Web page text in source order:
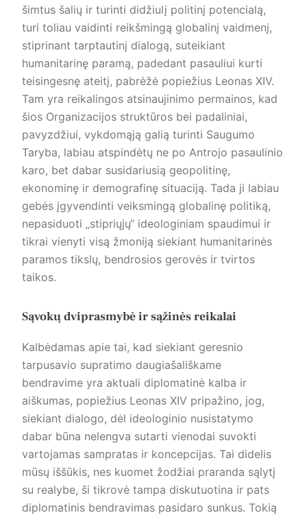
šimtus šalių ir turinti didžiulį politinį potencialą,
turi toliau vaidinti reikšmingą globalinį vaidmenį,
stiprinant tarptautinį dialogą, suteikiant
humanitarinę paramą, padedant pasauliui kurti
teisingesnę ateitį, pabrėžė popiežius Leonas XIV.
Tam yra reikalingos atsinaujinimo permainos, kad
šios Organizacijos struktūros bei padaliniai,
pavyzdžiui, vykdomąją galią turinti Saugumo
Taryba, labiau atspindėtų ne po Antrojo pasaulinio
karo, bet dabar susidariusią geopolitinę,
ekonominę ir demografinę situaciją. Tada ji labiau
gebės įgyvendinti veiksmingą globalinę politiką,
nepasiduoti „stipriųjų“ ideologiniam spaudimui ir
tikrai vienyti visą žmoniją siekiant humanitarinės
paramos tikslų, bendrosios gerovės ir tvirtos
taikos.
Sąvokų dviprasmybė ir sąžinės reikalai
Kalbėdamas apie tai, kad siekiant geresnio
tarpusavio supratimo daugiašališkame
bendravime yra aktuali diplomatinė kalba ir
aiškumas, popiežius Leonas XIV pripažino, jog,
siekiant dialogo, dėl ideologinio nusistatymo
dabar būna nelengva sutarti vienodai suvokti
vartojamas sampratas ir koncepcijas. Tai didelis
mūsų iššūkis, nes kuomet žodžiai praranda sąlytį
su realybe, ši tikrovė tampa diskutuotina ir pats
diplomatinis bendravimas pasidaro sunkus. Tokią